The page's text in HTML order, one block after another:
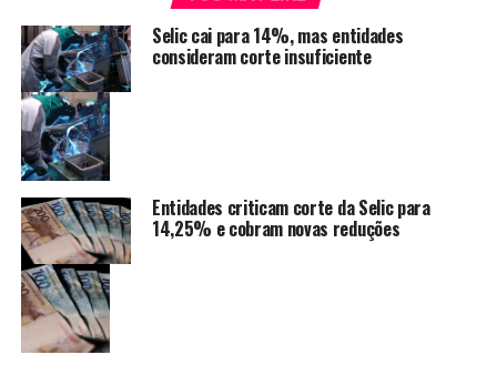
Selic cai para 14%, mas entidades
consideram corte insuficiente
Entidades criticam corte da Selic para
14,25% e cobram novas reduções